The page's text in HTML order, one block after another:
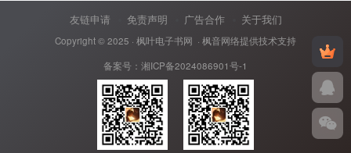
友链申请 免责声明 广告合作 关于我们
Copyright © 2025 · 枫叶电子书网 · 枫音网络提供技术支持
备案号： 湘ICP备2024086901号-1